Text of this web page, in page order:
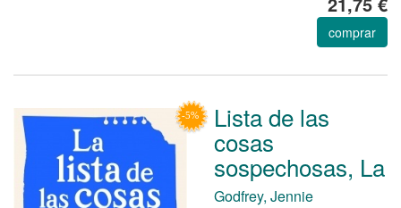
comprar
Lista de las
cosas
sospechosas, La
Godfrey, Jennie